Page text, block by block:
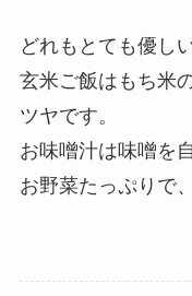
どれもとても優し
玄米ご飯はもち米
ツヤです。
お味噌汁は味噌を
お野菜たっぷりで